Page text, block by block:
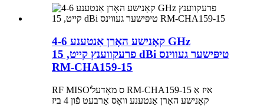
קאָנישע האָרן אַנטענע 4-6 GHz
פרעקווענץ קייט, 15 dBi טיפּישער געווינס
RM-CHA159-15
RF MISO'ס מאָדעל RM-CHA159-15 איז אַ
קאָנישע האָרן אַנטענע וואָס אַרבעט פֿון 4 ביז